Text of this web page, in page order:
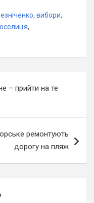
, вибори,
,
– прийти на те
ремонтують
дорогу на пляж